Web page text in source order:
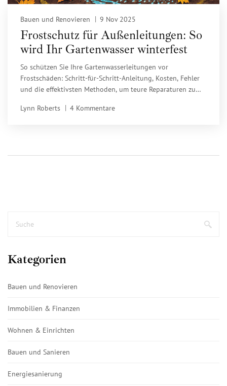
Bauen und Renovieren 9 Nov 2025
Frostschutz für Außenleitungen: So
wird Ihr Gartenwasser winterfest
So schützen Sie Ihre Gartenwasserleitungen vor
Frostschäden: Schritt-für-Schritt-Anleitung, Kosten, Fehler
und die effektivsten Methoden, um teure Reparaturen zu
Lynn Roberts
4 Kommentare
Kategorien
Bauen und Renovieren
Immobilien & Finanzen
Wohnen & Einrichten
Bauen und Sanieren
Energiesanierung